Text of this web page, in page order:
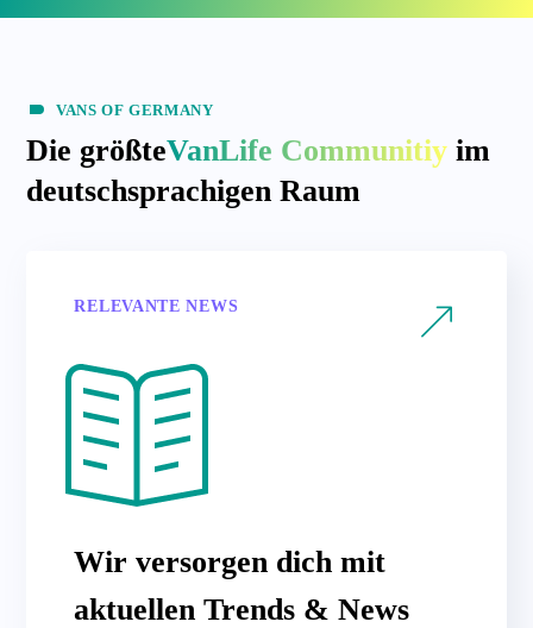
VANS OF GERMANY
Die größteVanLife Communitiy im
deutschsprachigen Raum
RELEVANTE NEWS
Wir versorgen dich mit
aktuellen Trends & News